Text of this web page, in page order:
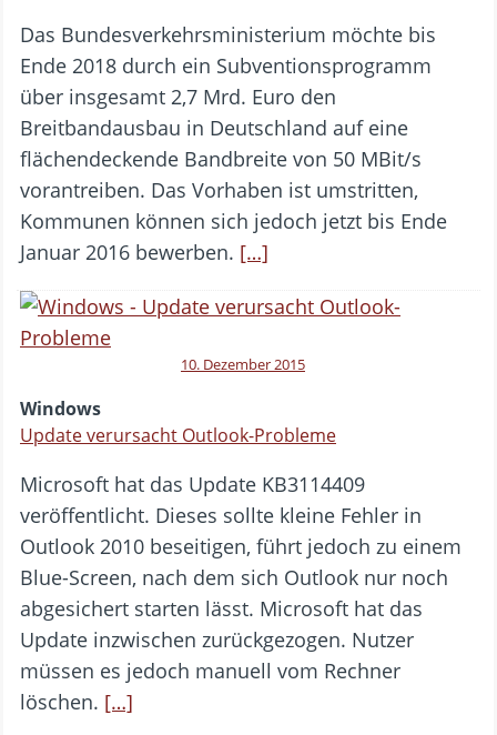
Das Bundesverkehrsministerium möchte bis
Ende 2018 durch ein Subventionsprogramm
über insgesamt 2,7 Mrd. Euro den
Breitbandausbau in Deutschland auf eine
flächendeckende Bandbreite von 50 MBit/s
vorantreiben. Das Vorhaben ist umstritten,
Kommunen können sich jedoch jetzt bis Ende
Januar 2016 bewerben. […]
10. Dezember 2015
Windows
Update verursacht Outlook-Probleme
Microsoft hat das Update KB3114409
veröffentlicht. Dieses sollte kleine Fehler in
Outlook 2010 beseitigen, führt jedoch zu einem
Blue-Screen, nach dem sich Outlook nur noch
abgesichert starten lässt. Microsoft hat das
Update inzwischen zurückgezogen. Nutzer
müssen es jedoch manuell vom Rechner
löschen. […]